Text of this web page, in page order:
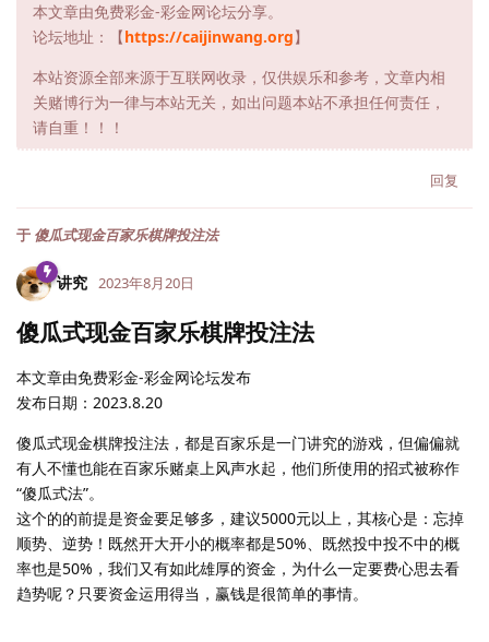
本文章由免费彩金-彩金网论坛分享。
论坛地址：【https://caijinwang.org】
本站资源全部来源于互联网收录，仅供娱乐和参考，文章内相
关赌博行为一律与本站无关，如出问题本站不承担任何责任，
请自重！！！
回复
于 傻瓜式现金百家乐棋牌投注法
讲究 2023年8月20日
傻瓜式现金百家乐棋牌投注法
本文章由免费彩金-彩金网论坛发布
发布日期：2023.8.20
傻瓜式现金棋牌投注法，都是百家乐是一门讲究的游戏，但偏偏就
有人不懂也能在百家乐赌桌上风声水起，他们所使用的招式被称作
“傻瓜式法”。
这个的的前提是资金要足够多，建议5000元以上，其核心是：忘掉
顺势、逆势！既然开大开小的概率都是50%、既然投中投不中的概
率也是50%，我们又有如此雄厚的资金，为什么一定要费心思去看
趋势呢？只要资金运用得当，赢钱是很简单的事情。